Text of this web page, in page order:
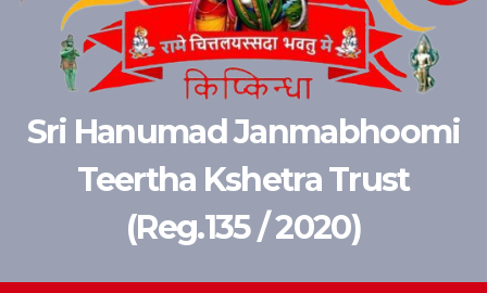
Sri Hanumad Janmabhoomi
Teertha Kshetra Trust
(Reg.135 / 2020)